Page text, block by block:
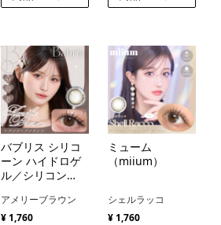
バブリス シリコ
ーン ハイドロゲ
ル／シリコン
hydrogel）
アメリーブラウン
¥ 1,760
ミューム
（miium）
シェルラッコ
¥ 1,760